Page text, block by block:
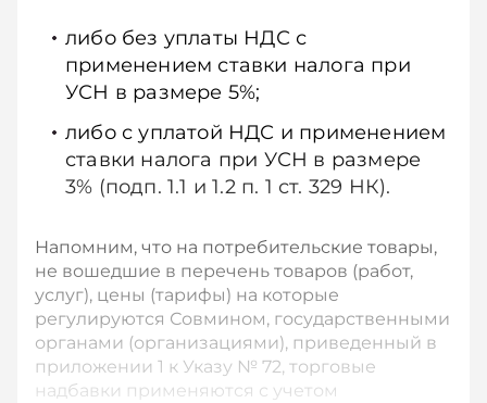
либо без уплаты НДС с
применением ставки налога при
УСН в размере 5%;
либо с уплатой НДС и применением
ставки налога при УСН в размере
3% (подп. 1.1 и 1.2 п. 1 ст. 329 НК).
Напомним, что на потребительские товары,
не вошедшие в перечень товаров (работ,
услуг), цены (тарифы) на которые
регулируются Совмином, государственными
органами (организациями), приведенный в
приложении 1 к Указу № 72, торговые
надбавки применяются с учетом